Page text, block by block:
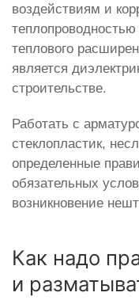
воздействиям и
теплового
является
строительстве.
Работать с
стеклопластик,
определенные
обязательных
возникновение
Как надо
и